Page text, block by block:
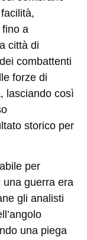
a
città di
combattenti
forze di
lasciando così
storico per
per
una guerra era
gli analisti
una piega